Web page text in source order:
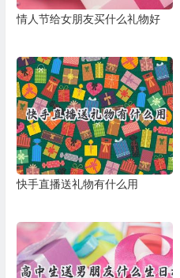
情人节给女朋友买什么礼物好
快手直播送礼物有什么用